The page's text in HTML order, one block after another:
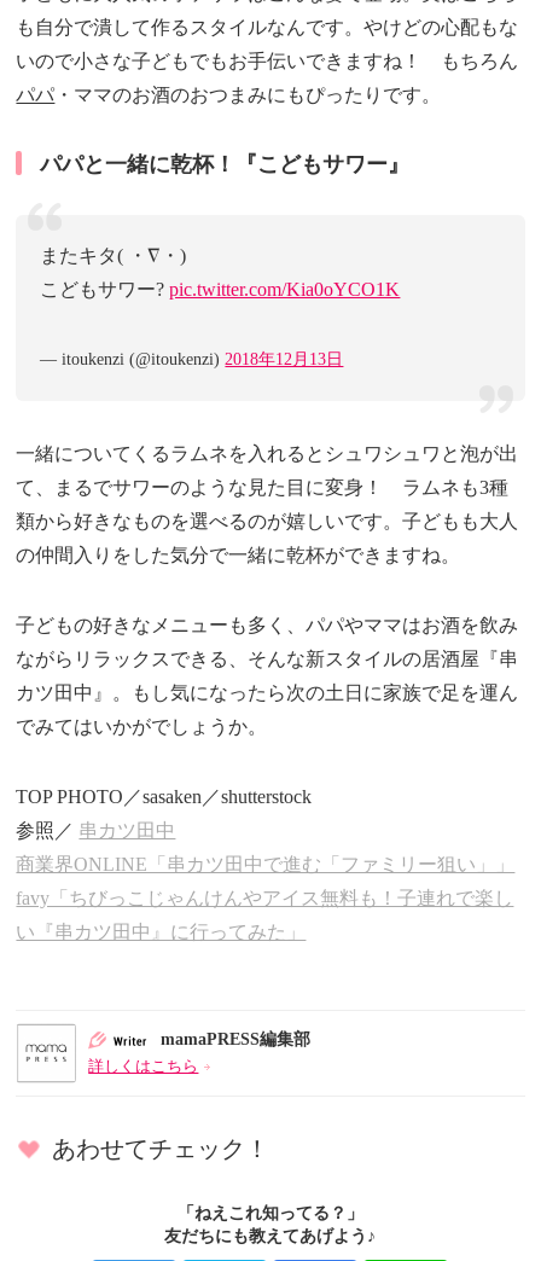
も自分で潰して作るスタイルなんです。やけどの心配もな
いので小さな子どもでもお手伝いできますね！ もちろん
パパ ・ママのお酒のおつまみにもぴったりです。
パパと一緒に乾杯！『こどもサワー』
またキタ( ・∇・)
こどもサワー?pic.twitter.com/Kia0oYCO1K
— itoukenzi (@itoukenzi) 2018年12月13日
一緒についてくるラムネを入れるとシュワシュワと泡が出
て、まるでサワーのような見た目に変身！ ラムネも3種
類から好きなものを選べるのが嬉しいです。子どもも大人
の仲間入りをした気分で一緒に乾杯ができますね。
子どもの好きなメニューも多く、パパやママはお酒を飲み
ながらリラックスできる、そんな新スタイルの居酒屋『串
カツ田中』。もし気になったら次の土日に家族で足を運ん
でみてはいかがでしょうか。
TOP PHOTO／sasaken／shutterstock
参照／ 串カツ田中
商業界ONLINE「串カツ田中で進む「ファミリー狙い」」
favy「ちびっこじゃんけんやアイス無料も！子連れで楽し
い『串カツ田中』に行ってみた」
mamaPRESS編集部
詳しくはこちら
あわせてチェック！
「ねえこれ知ってる？」
友だちにも教えてあげよう♪